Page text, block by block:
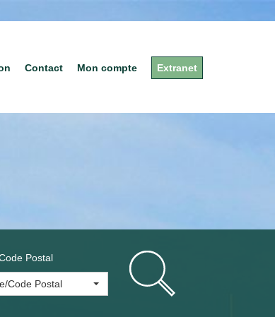
Contact Mon compte Extranet
Postal
Code Postal